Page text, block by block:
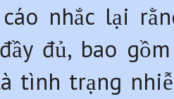
nhắc lại
đủ, bao
tình trạng